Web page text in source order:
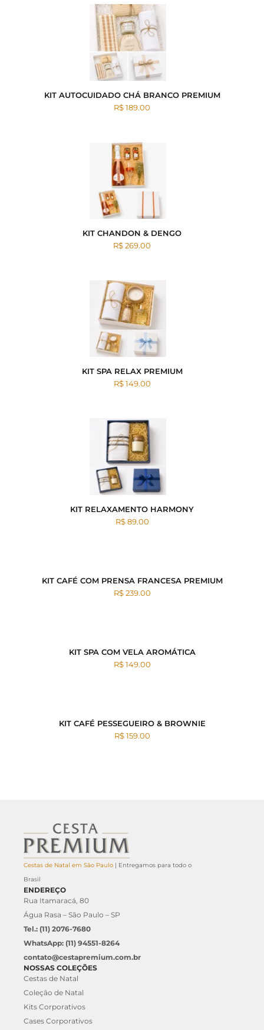
KIT AUTOCUIDADO CHÁ BRANCO PREMIUM
R$ 189.00
KIT CHANDON & DENGO
R$ 269.00
KIT SPA RELAX PREMIUM
R$ 149.00
KIT RELAXAMENTO HARMONY
R$ 89.00
KIT CAFÉ COM PRENSA FRANCESA PREMIUM
R$ 239.00
KIT SPA COM VELA AROMÁTICA
R$ 149.00
KIT CAFÉ PESSEGUEIRO & BROWNIE
R$ 159.00
Cestas de Natal em São Paulo | Entregamos para todo o
Brasil
ENDEREÇO
Rua Itamaracá, 80
Água Rasa – São Paulo – SP
Tel.: (11) 2076-7680
WhatsApp: (11) 94551-8264
contato@cestapremium.com.br
NOSSAS COLEÇÕES
Cestas de Natal
Coleção de Natal
Kits Corporativos
Cases Corporativos